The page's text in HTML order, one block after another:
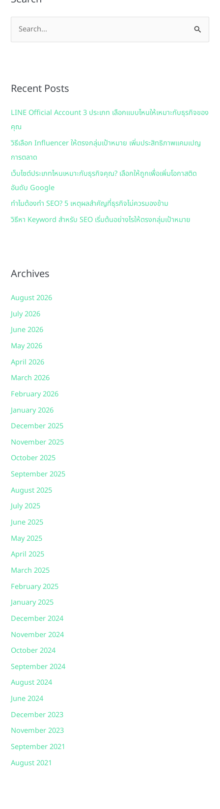
e
c
f
o
r
:
Recent Posts
LINE Official Account 3 ประเภท เลือกแบบไหนให้เหมาะกับธุรกิจของ
คุณ
วิธีเลือก Influencer ให้ตรงกลุ่มเป้าหมาย เพิ่มประสิทธิภาพแคมเปญ
การตลาด
เว็บไซต์ประเภทไหนเหมาะกับธุรกิจคุณ? เลือกให้ถูกเพื่อเพิ่มโอกาสติด
อันดับ Google
ทำไมต้องทำ SEO? 5 เหตุผลสำคัญที่ธุรกิจไม่ควรมองข้าม
วิธีหา Keyword สำหรับ SEO เริ่มต้นอย่างไรให้ตรงกลุ่มเป้าหมาย
Archives
August 2026
July 2026
June 2026
May 2026
April 2026
March 2026
February 2026
January 2026
December 2025
November 2025
October 2025
September 2025
August 2025
July 2025
June 2025
May 2025
April 2025
March 2025
February 2025
January 2025
December 2024
November 2024
October 2024
September 2024
August 2024
June 2024
December 2023
November 2023
September 2021
August 2021